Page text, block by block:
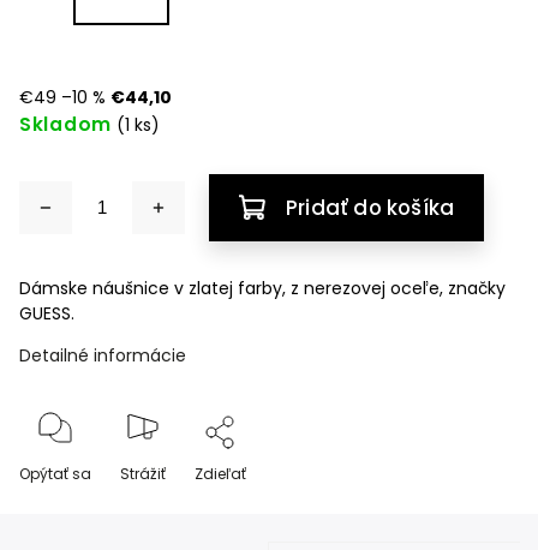
€49 –10 % €44,10
Skladom (1 ks)
Pridať do košíka
Dámske náušnice v zlatej farby, z nerezovej oceľe, značky
GUESS.
Detailné informácie
Opýtať sa Strážiť Zdieľať